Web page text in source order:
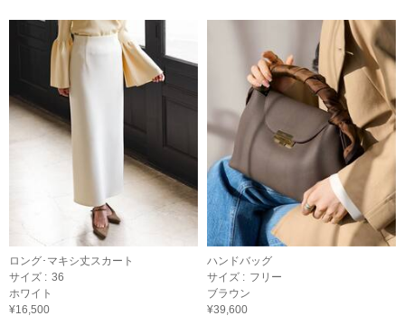
ロング･マキシ丈スカート
サイズ : 36
ホワイト
¥16,500
ハンドバッグ
サイズ : フリー
ブラウン
¥39,600